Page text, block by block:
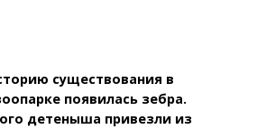
существования в
появилась зебра.
детеныша привезли из